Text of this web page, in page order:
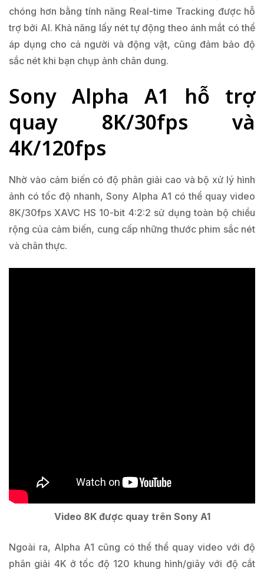
chóng hơn bằng tính năng Real-time Tracking được hỗ
trợ bởi AI. Khả năng lấy nét tự động theo ánh mắt có thể
áp dụng cho cả người và động vật, cũng đảm bảo độ
sắc nét khi bạn chụp ảnh chân dung.
Sony Alpha A1 hỗ trợ
quay 8K/30fps và
4K/120fps
Nhờ vào cảm biến có độ phân giải cao và bộ xử lý hình
ảnh có tốc độ nhanh, Sony Alpha A1 có thể quay video
8K/30fps XAVC HS 10-bit 4:2:2 sử dụng toàn bộ chiều
rộng của cảm biến, cung cấp những thước phim sắc nét
và chân thực.
Video 8K được quay trên Sony A1
Ngoài ra, Alpha A1 cũng có thể thể quay video với độ
phân giải 4K ở tốc độ 120 khung hình/giây với độ cắt